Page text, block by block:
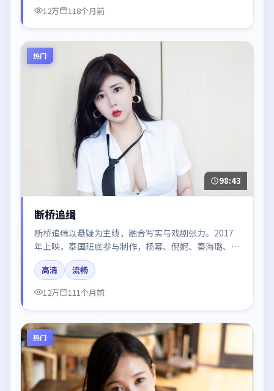
12万
118个月前
热门
98:43
断桥追缉
断桥追缉以悬疑为主线，融合写实与戏剧张力。2017
年上映，泰国班底参与制作，杨幂、倪妮、秦海璐、段
奕宏、沈腾在片中呈现细腻表演，影像风格统一，配乐
与剪辑强化了情绪曲线。
高清
流畅
12万
111个月前
热门